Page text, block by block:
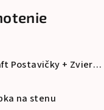
Sada nálepiek Minecraft Postavičky + Zvieratá
5 hviezdičiek.
na stenu